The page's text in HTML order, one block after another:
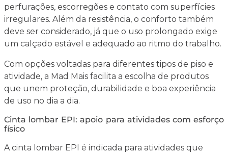
perfurações, escorregões e contato com superfícies
irregulares. Além da resistência, o conforto também
deve ser considerado, já que o uso prolongado exige
um calçado estável e adequado ao ritmo do trabalho.
Com opções voltadas para diferentes tipos de piso e
atividade, a Mad Mais facilita a escolha de produtos
que unem proteção, durabilidade e boa experiência
de uso no dia a dia.
Cinta lombar EPI: apoio para atividades com esforço
físico
A cinta lombar EPI é indicada para atividades que